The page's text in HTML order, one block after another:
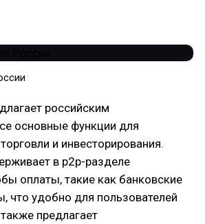
российским
основные функции для
и инвесторирования.
в p2p-разделе
оплаты, такие как банковские
что удобно для пользователей
предлагает